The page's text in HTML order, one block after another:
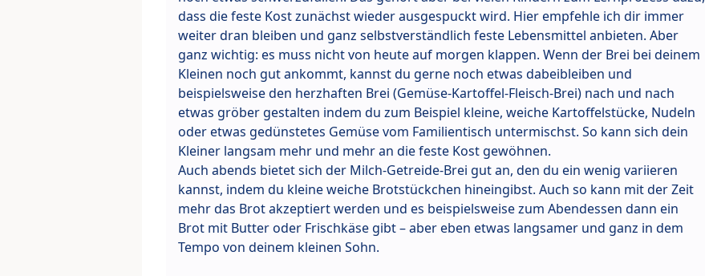
dass die feste Kost zunächst wieder ausgespuckt wird. Hier empfehle ich dir immer
weiter dran bleiben und ganz selbstverständlich feste Lebensmittel anbieten. Aber
ganz wichtig: es muss nicht von heute auf morgen klappen. Wenn der Brei bei deinem
Kleinen noch gut ankommt, kannst du gerne noch etwas dabeibleiben und
beispielsweise den herzhaften Brei (Gemüse-Kartoffel-Fleisch-Brei) nach und nach
etwas gröber gestalten indem du zum Beispiel kleine, weiche Kartoffelstücke, Nudeln
oder etwas gedünstetes Gemüse vom Familientisch untermischst. So kann sich dein
Kleiner langsam mehr und mehr an die feste Kost gewöhnen.
Auch abends bietet sich der Milch-Getreide-Brei gut an, den du ein wenig variieren
kannst, indem du kleine weiche Brotstückchen hineingibst. Auch so kann mit der Zeit
mehr das Brot akzeptiert werden und es beispielsweise zum Abendessen dann ein
Brot mit Butter oder Frischkäse gibt – aber eben etwas langsamer und ganz in dem
Tempo von deinem kleinen Sohn.